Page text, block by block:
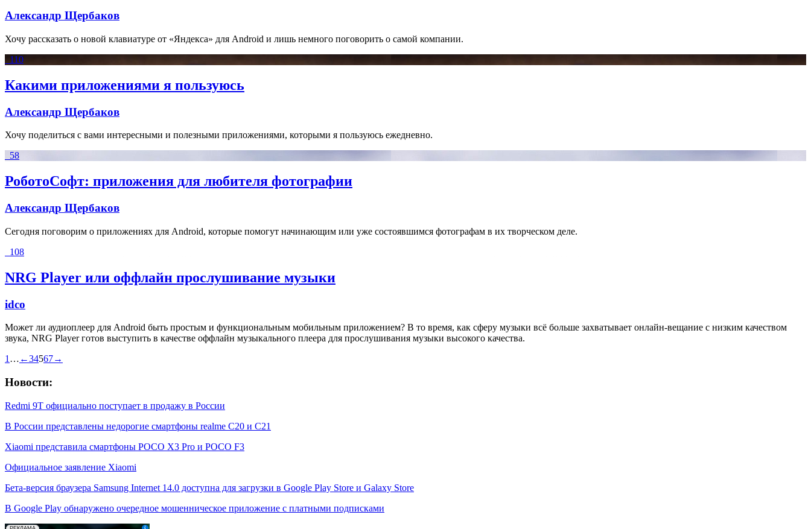
Александр Щербаков
Хочу рассказать о новой клавиатуре от «Яндекса» для Android и лишь немного поговорить о самой компании.
110
Какими приложениями я пользуюсь
Александр Щербаков
Хочу поделиться с вами интересными и полезными приложениями, которыми я пользуюсь ежедневно.
58
РоботоСофт: приложения для любителя фотографии
Александр Щербаков
Сегодня поговорим о приложениях для Android, которые помогут начинающим или уже состоявшимся фотографам в их творческом деле.
108
NRG Player или оффлайн прослушивание музыки
idco
Может ли аудиоплеер для Android быть простым и функциональным мобильным приложением? В то время, как сферу музыки всё больше захватывает онлайн-вещание с низким качеством
звука, NRG Player готов выступить в качестве оффлайн музыкального плеера для прослушивания музыки высокого качества.
1… ←34567→
Новости:
Redmi 9T официально поступает в продажу в России
В России представлены недорогие смартфоны realme C20 и C21
Xiaomi представила смартфоны POCO X3 Pro и POCO F3
Официальное заявление Xiaomi
Бета-версия браузера Samsung Internet 14.0 доступна для загрузки в Google Play Store и Galaxy Store
В Google Play обнаружено очередное мошенническое приложение с платными подписками